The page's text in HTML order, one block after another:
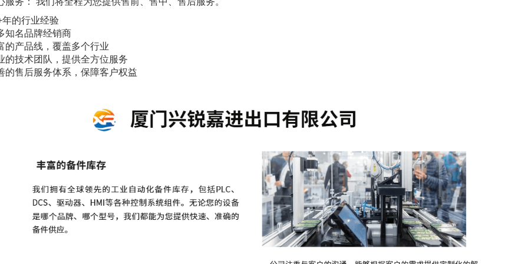
年的行业经验
知名品牌经销商
的产品线，覆盖多个行业
的技术团队，提供全方位服务
的售后服务体系，保障客户权益